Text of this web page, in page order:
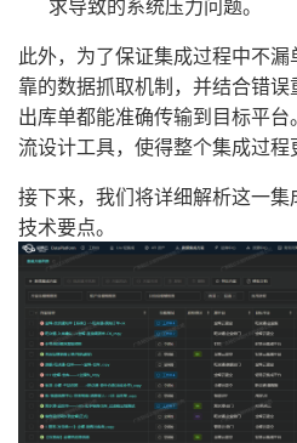
求导致的系统压力问题。
此外，为了保证集成过程中不
靠的数据抓取机制，并结合错
出库单都能准确传输到目标平
流设计工具，使得整个集成过程
接下来，我们将详细解析这一
技术要点。